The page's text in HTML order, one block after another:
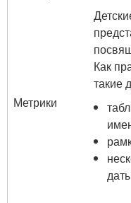
Метрики
Как
такие